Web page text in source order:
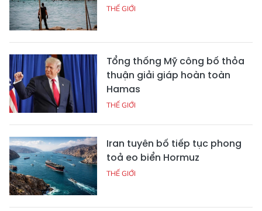
THẾ GIỚI
Tổng thống Mỹ công bố thỏa
thuận giải giáp hoàn toàn
Hamas
THẾ GIỚI
Iran tuyên bố tiếp tục phong
toả eo biển Hormuz
THẾ GIỚI